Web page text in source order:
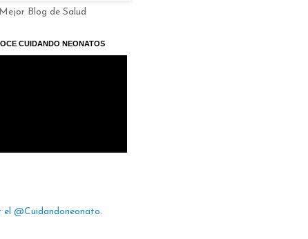
Blog de Salud
CUIDANDO NEONATOS
el @Cuidandoneonato.